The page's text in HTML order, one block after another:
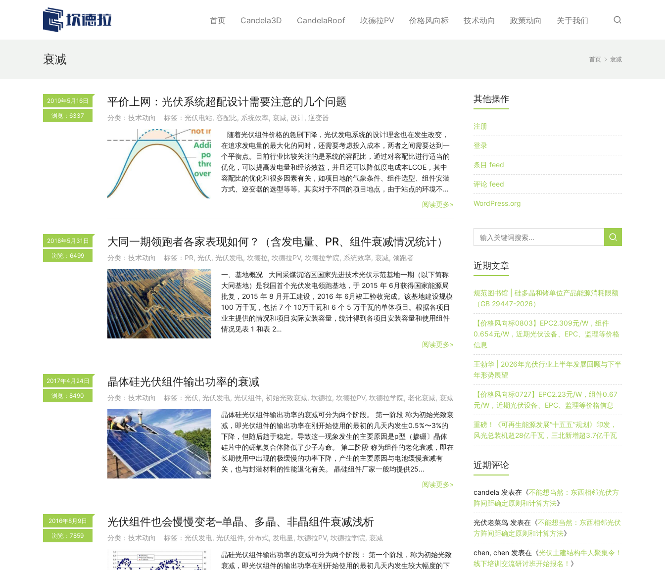
首页 Candela3D CandelaRoof 坎德拉PV 价格风向标 技术动向 政策动向 关于我们
首页 衰减
衰减
2019年5月16日
浏览：6337
平价上网：光伏系统超配设计需要注意的几个问题
分类： 技术动向 标签： 光伏电站, 容配比, 系统效率, 衰减, 设计, 逆变器
随着光伏组件价格的急剧下降，光伏发电系统的设计理念也在发生改变，
在追求发电量的最大化的同时，还需要考虑投入成本，两者之间需要达到一
个平衡点。目前行业比较关注的是系统的容配比，通过对容配比进行适当的
优化，可以提高发电量和经济效益，并且还可以降低度电成本LCOE，其中
容配比的优化和很多因素有关，如项目地的气象条件、组件选型、组件安装
方式、逆变器的选型等等。其实对于不同的项目地点，由于站点的环境不…
阅读更多»
2018年5月31日
浏览：6499
大同一期领跑者各家表现如何？（含发电量、PR、组件衰减情况统计）
分类： 技术动向 标签： PR, 光伏, 光伏发电, 坎德拉, 坎德拉PV, 坎德拉学院, 系统效率, 衰减, 领跑者
一、基地概况 大同采煤沉陷区国家先进技术光伏示范基地一期（以下简称
大同基地）是我国首个光伏发电领跑基地，于 2015 年 6月获得国家能源局
批复，2015 年 8 月开工建设，2016 年 6月竣工验收完成。该基地建设规模
100 万千瓦，包括 7 个 10万千瓦和 6 个 5 万千瓦的单体项目。根据各项目
业主提供的情况和项目实际安装容量，统计得到各项目安装容量和使用组件
情况见表 1 和表 2…
阅读更多»
2017年4月24日
浏览：8490
晶体硅光伏组件输出功率的衰减
分类： 技术动向 标签： 光伏, 光伏发电, 光伏组件, 初始光致衰减, 坎德拉, 坎德拉PV, 坎德拉学院, 老化衰减, 衰减
晶体硅光伏组件输出功率的衰减可分为两个阶段。 第一阶段 称为初始光致衰
减，即光伏组件的输出功率在刚开始使用的最初的几天内发生0.5%〜3%的
下降，但随后趋于稳定。导致这一现象发生的主要原因是p型（掺硼〕晶体
硅片中的硼氧复合体降低了少子寿命。 第二阶段 称为组件的老化衰减，即在
长期使用中出现的极缓慢的功率下降，产生的主要原因与电池缓慢衰减有
关，也与封装材料的性能退化有关。 晶硅组件厂家一般均提供25…
阅读更多»
2016年8月9日
浏览：7859
光伏组件也会慢慢变老–单晶、多晶、非晶组件衰减浅析
分类： 技术动向 标签： 光伏发电, 光伏组件, 分布式, 发电量, 坎德拉PV, 坎德拉学院, 衰减
晶硅光伏组件输出功率的衰减可分为两个阶段： 第一个阶段，称为初始光致
衰减，即光伏组件的输出功率在刚开始使用的最初几天内发生较大幅度的下
其他操作
注册
登录
条目 feed
评论 feed
WordPress.org
近期文章
规范图书馆 | 硅多晶和锗单位产品能源消耗限额
（GB 29447-2026）
【价格风向标0803】EPC2.309元/W，组件
0.654元/W，近期光伏设备、EPC、监理等价格
信息
王勃华 | 2026年光伏行业上半年发展回顾与下半
年形势展望
【价格风向标0727】EPC2.23元/W，组件0.67
元/W，近期光伏设备、EPC、监理等价格信息
重磅！《可再生能源发展“十五五”规划》印发，
风光总装机超28亿千瓦，三北新增超3.7亿千瓦
近期评论
candela 发表在《不能想当然：东西相邻光伏方
阵间距确定原则和计算方法》
光伏老菜鸟 发表在《不能想当然：东西相邻光伏
方阵间距确定原则和计算方法》
chen, chen 发表在《光伏土建结构牛人聚集令！
线下培训交流研讨班开始报名！ 》